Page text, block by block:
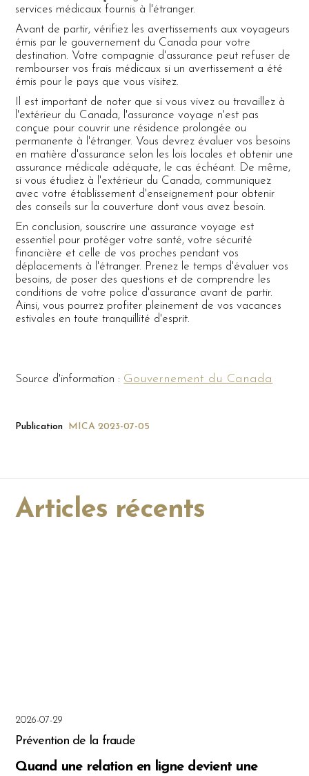
services médicaux fournis à l'étranger.
Avant de partir, vérifiez les avertissements aux voyageurs
émis par le gouvernement du Canada pour votre
destination. Votre compagnie d'assurance peut refuser de
rembourser vos frais médicaux si un avertissement a été
émis pour le pays que vous visitez.
Il est important de noter que si vous vivez ou travaillez à
l'extérieur du Canada, l'assurance voyage n'est pas
conçue pour couvrir une résidence prolongée ou
permanente à l'étranger. Vous devrez évaluer vos besoins
en matière d'assurance selon les lois locales et obtenir une
assurance médicale adéquate, le cas échéant. De même,
si vous étudiez à l'extérieur du Canada, communiquez
avec votre établissement d'enseignement pour obtenir
des conseils sur la couverture dont vous avez besoin.
En conclusion, souscrire une assurance voyage est
essentiel pour protéger votre santé, votre sécurité
financière et celle de vos proches pendant vos
déplacements à l'étranger. Prenez le temps d'évaluer vos
besoins, de poser des questions et de comprendre les
conditions de votre police d'assurance avant de partir.
Ainsi, vous pourrez profiter pleinement de vos vacances
estivales en toute tranquillité d'esprit.
Source d'information : Gouvernement du Canada
Publication MICA 2023-07-05
Articles récents
2026-07-29
Prévention de la fraude
Quand une relation en ligne devient une